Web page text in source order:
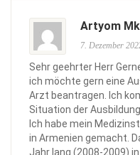
Artyom
7. Dezember
Sehr geehrter Herr
ich möchte gern eine
Arzt beantragen. Ich
Situation der
Ich habe mein
in Armenien gemacht.
Jahr lang (2008-2009)